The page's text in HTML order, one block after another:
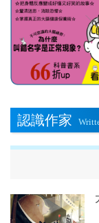
認識作家